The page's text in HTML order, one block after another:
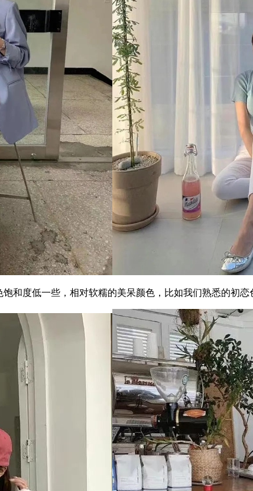
度低一些，相对软糯的美呆颜色，比如我们熟悉的初